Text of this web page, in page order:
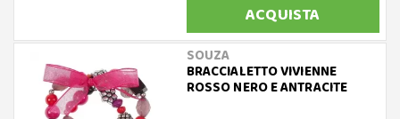
ACQUISTA
SOUZA
BRACCIALETTO VIVIENNE
ROSSO NERO E ANTRACITE